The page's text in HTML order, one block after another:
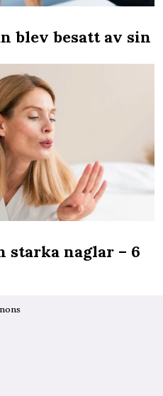
blev besatt av sin
starka naglar – 6